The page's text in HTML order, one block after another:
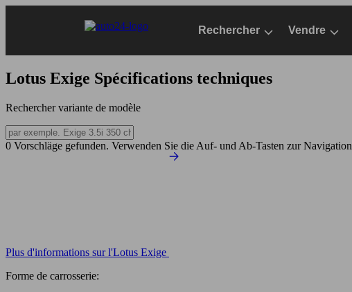
Rechercher Vendre
Lotus Exige Spécifications techniques
Rechercher variante de modèle
0 Vorschläge gefunden. Verwenden Sie die Auf- und Ab-Tasten zur Navigation
Plus d'informations sur l'Lotus Exige
Forme de carrosserie: